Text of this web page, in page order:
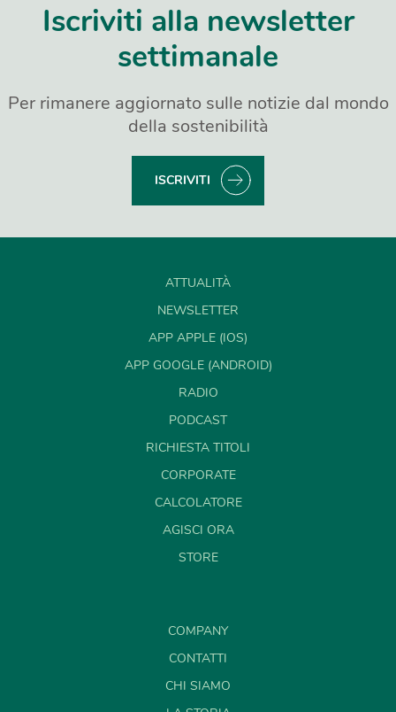
Iscriviti alla newsletter
settimanale
Per rimanere aggiornato sulle notizie dal mondo
della sostenibilità
ISCRIVITI
ATTUALITÀ
NEWSLETTER
APP APPLE (IOS)
APP GOOGLE (ANDROID)
RADIO
PODCAST
RICHIESTA TITOLI
CORPORATE
CALCOLATORE
AGISCI ORA
STORE
COMPANY
CONTATTI
CHI SIAMO